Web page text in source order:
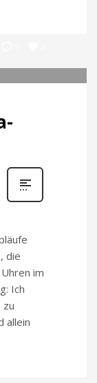
die
im
Ich
zu
allein